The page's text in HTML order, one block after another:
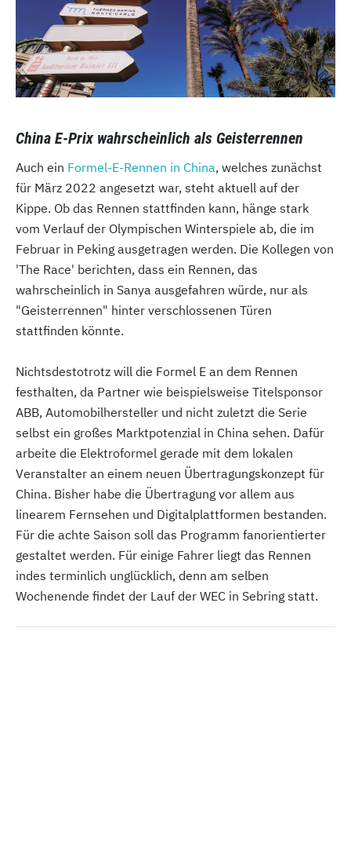
China E-Prix wahrscheinlich als Geisterrennen
Auch ein Formel-E-Rennen in China, welches zunächst
für März 2022 angesetzt war, steht aktuell auf der
Kippe. Ob das Rennen stattfinden kann, hänge stark
vom Verlauf der Olympischen Winterspiele ab, die im
Februar in Peking ausgetragen werden. Die Kollegen von
'The Race' berichten, dass ein Rennen, das
wahrscheinlich in Sanya ausgefahren würde, nur als
"Geisterrennen" hinter verschlossenen Türen
stattfinden könnte.
Nichtsdestotrotz will die Formel E an dem Rennen
festhalten, da Partner wie beispielsweise Titelsponsor
ABB, Automobilhersteller und nicht zuletzt die Serie
selbst ein großes Marktpotenzial in China sehen. Dafür
arbeite die Elektroformel gerade mit dem lokalen
Veranstalter an einem neuen Übertragungskonzept für
China. Bisher habe die Übertragung vor allem aus
linearem Fernsehen und Digitalplattformen bestanden.
Für die achte Saison soll das Programm fanorientierter
gestaltet werden. Für einige Fahrer liegt das Rennen
indes terminlich unglücklich, denn am selben
Wochenende findet der Lauf der WEC in Sebring statt.